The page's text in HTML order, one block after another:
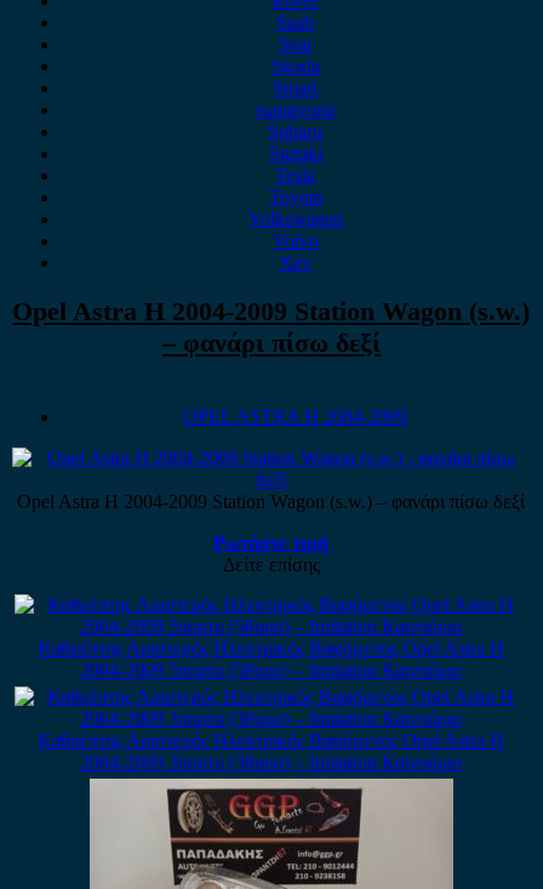
Saab
Seat
Skoda
Smart
ssangyong
Subaru
Suzuki
Tesla
Toyota
Volkswagen
Volvo
Xev
Opel Astra H 2004-2009 Station Wagon (s.w.)
– φανάρι πίσω δεξί
OPEL ASTRA H 2004-2009
Opel Astra H 2004-2009 Station Wagon (s.w.) – φανάρι πίσω δεξί
Ρωτήστε τιμή
Δείτε επίσης
Καθρέπτης Αριστερός Ηλεκτρικός Βαφόμενος Opel Astra H
2004-2009 5πορτο (5θυρο) – Imitation Καινούριο
Καθρέπτης Αριστερός Ηλεκτρικός Βαφόμενος Opel Astra H
2004-2009 3πορτο (3θυρο) – Imitation Καινούριο